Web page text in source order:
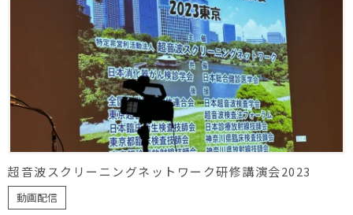
超音波スクリーニングネットワーク研修講演会2023
動画配信